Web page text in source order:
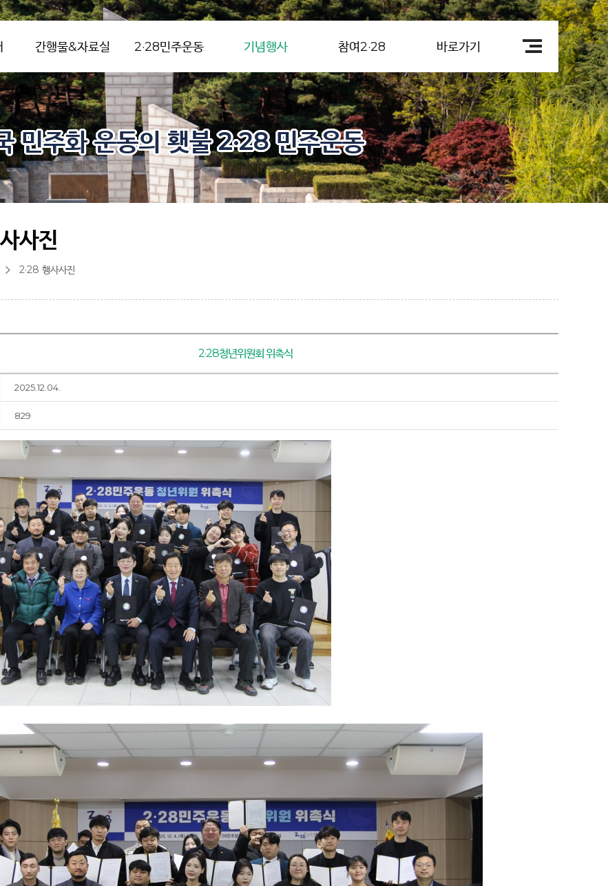
간행물&자료실 2·28민주운동 기념행사 참여2·28 바로가기
민주화 운동의 횃불 2·28 민주운동
사진
2·28 행사사진
2·28청년위원회 위촉식
2025.12.04.
829